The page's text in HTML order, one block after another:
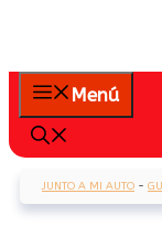
Menú
JUNTO A MI AUTO -